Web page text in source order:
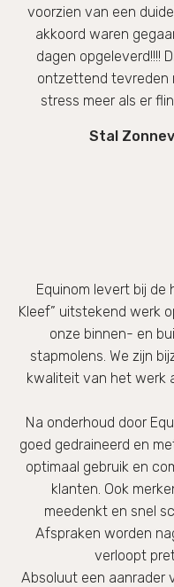
voorzien van een
akkoord waren
dagen opgeleverd!!!!
ontzettend tevreden
stress meer als er
Stal
Equinom levert bij de
Kleef” uitstekend werk
onze binnen- en
stapmolens. We zijn
kwaliteit van het werk
Na onderhoud door
goed gedraineerd en
optimaal gebruik en
klanten. Ook
meedenkt en snel
Afspraken worden
verloopt
Absoluut een aanrader